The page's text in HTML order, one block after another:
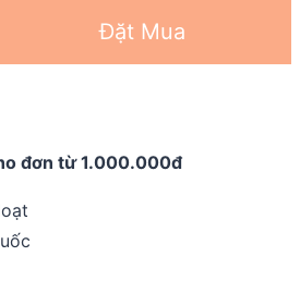
Đặt Mua
đơn từ 1.000.000đ